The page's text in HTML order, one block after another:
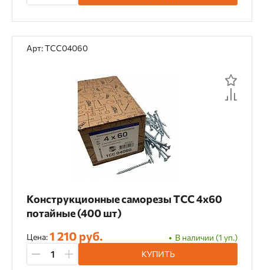
Арт: TCC04060
Конструкционные саморезы TCC 4х60
потайные (400 шт)
Цена:1 210 руб.
В наличии (1 уп.)
КУПИТЬ